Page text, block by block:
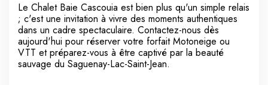
Le Chalet Baie Cascouia est bien plus qu'un simple relais
; c'est une invitation à vivre des moments authentiques
dans un cadre spectaculaire. Contactez-nous dès
aujourd'hui pour réserver votre forfait Motoneige ou
VTT et préparez-vous à être captivé par la beauté
sauvage du Saguenay-Lac-Saint-Jean.